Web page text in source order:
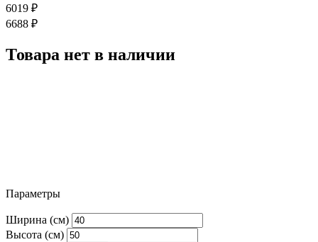
6019 ₽
6688 ₽
Товара нет в наличии
Параметры
Ширина (см)
Высота (см)